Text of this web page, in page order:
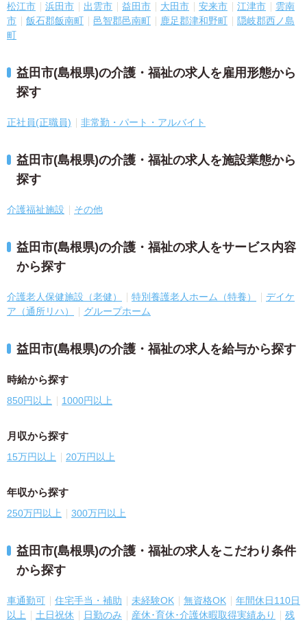
松江市 浜田市 出雲市 益田市 大田市 安来市 江津市
雲南
市
飯石郡飯南町 邑智郡邑南町 鹿足郡津和野町
隠岐郡西ノ島
町
益田市(島根県)の介護・福祉の求人を雇用形態から
探す
正社員(正職員) 非常勤・パート・アルバイト
益田市(島根県)の介護・福祉の求人を施設業態から
探す
介護福祉施設 その他
益田市(島根県)の介護・福祉の求人をサービス内容
から探す
介護老人保健施設（老健） 特別養護老人ホーム（特養）
デイケ
ア（通所リハ）
グループホーム
益田市(島根県)の介護・福祉の求人を給与から探す
時給から探す
850円以上 1000円以上
月収から探す
15万円以上 20万円以上
年収から探す
250万円以上 300万円以上
益田市(島根県)の介護・福祉の求人をこだわり条件
から探す
車通勤可 住宅手当・補助 未経験OK 無資格OK
年間休日110日
以上
土日祝休 日勤のみ 産休･育休･介護休暇取得実績あり 残